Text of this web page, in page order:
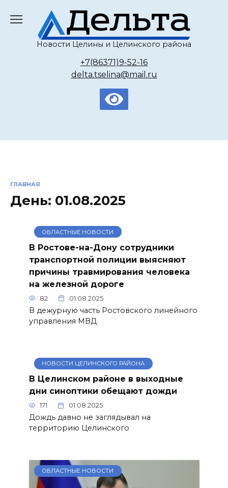
содержанию
Новости Целины и Целинского района
+7(86371)9-52-16
delta.tselina@mail.ru
ГЛАВНАЯ
День: 01.08.2025
ОБЛАСТНЫЕ НОВОСТИ
В Ростове-на-Дону сотрудники
транспортной полиции выясняют
причины травмирования человека
на железной дороге
82 01.08.2025
В дежурную часть Ростовского линейного
управления МВД
НОВОСТИ ЦЕЛИНСКОГО РАЙОНА
В Целинском районе в выходные
дни синоптики обещают дожди
171 01.08.2025
Дождь давно не заглядывал на
территорию Целинского
ОБЛАСТНЫЕ НОВОСТИ